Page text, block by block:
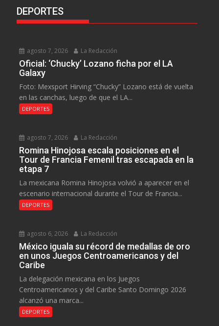
DEPORTES
agosto 7, 2026 La Redacción
Oficial: ‘Chucky’ Lozano ficha por el LA
Galaxy
Foto: Mexsport Hirving “Chucky” Lozano está de vuelta
en las canchas, luego de que el LA...
DEPORTES
agosto 7, 2026 La Redacción
Romina Hinojosa escala posiciones en el
Tour de Francia Femenil tras escapada en la
etapa 7
La mexicana Romina Hinojosa volvió a aparecer en el
escenario internacional durante el Tour de Francia...
DEPORTES
agosto 6, 2026 La Redacción
México iguala su récord de medallas de oro
en unos Juegos Centroamericanos y del
Caribe
La delegación mexicana en los Juegos
Centroamericanos y del Caribe Santo Domingo 2026
alcanzó una marca...
DEPORTES